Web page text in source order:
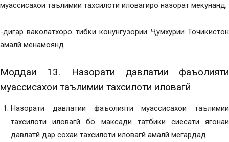
муассисахои таълимии тахсилоти иловагиро назорат мекунанд;
-дигар ваколатхоро тибки конунгузории Ҷумхурии Точикистон
амалй менамоянд.
Моддаи 13. Назорати давлатии фаъолияти
муассисахои таълимии тахсилоти иловагй
Назорати давлатии фаъолияти муассисахои таълимии
тахсилоти иловагй бо максади татбики сиёсати ягонаи
давлатй дар сохаи тахсилоти иловагй амалй мегардад.